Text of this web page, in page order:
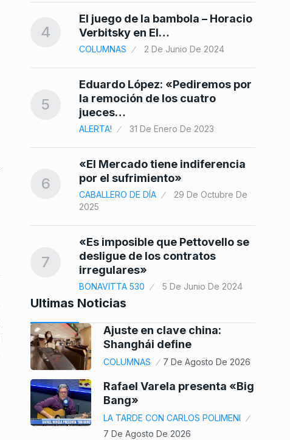
4
El juego de la bambola – Horacio
Verbitsky en El…
COLUMNAS 2 De Junio De 2024
5
Eduardo López: «Pediremos por
la remoción de los cuatro
jueces…
ALERTA! 31 De Enero De 2023
6
«El Mercado tiene indiferencia
por el sufrimiento»
CABALLERO DE DÍA
29 De Octubre De
2025
7
«Es imposible que Pettovello se
desligue de los contratos
irregulares»
BONAVITTA 530 5 De Junio De 2024
Ultimas Noticias
Ajuste en clave china:
Shanghái define
COLUMNAS 7 De Agosto De 2026
Rafael Varela presenta «Big
Bang»
LA TARDE CON CARLOS POLIMENI
7 De Agosto De 2026